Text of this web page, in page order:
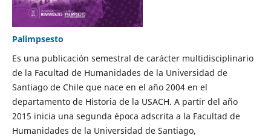
Palimpsesto
Es una publicación semestral de carácter multidisciplinario
de la Facultad de Humanidades de la Universidad de
Santiago de Chile que nace en el año 2004 en el
departamento de Historia de la USACH. A partir del año
2015 inicia una segunda época adscrita a la Facultad de
Humanidades de la Universidad de Santiago,